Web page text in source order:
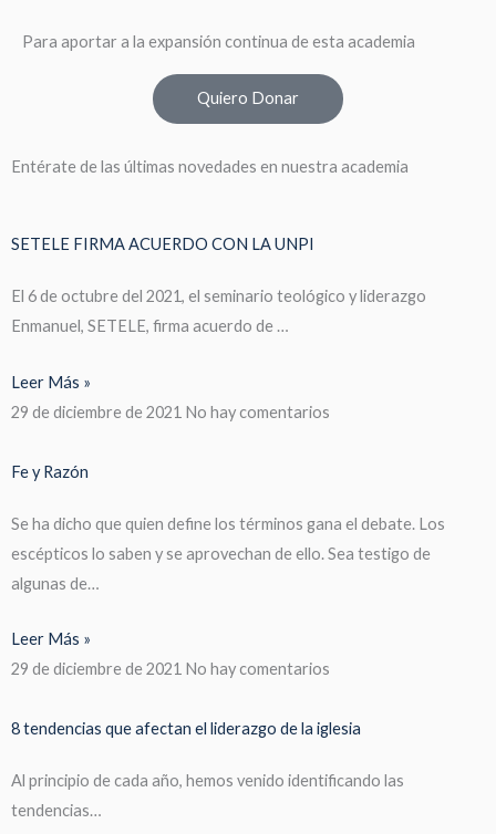
Para aportar a la expansión continua de esta academia
Quiero Donar
Entérate de las últimas novedades en nuestra academia
SETELE FIRMA ACUERDO CON LA UNPI
El 6 de octubre del 2021, el seminario teológico y liderazgo
Enmanuel, SETELE, firma acuerdo de …
Leer Más »
29 de diciembre de 2021 No hay comentarios
Fe y Razón
Se ha dicho que quien define los términos gana el debate. Los
escépticos lo saben y se aprovechan de ello. Sea testigo de
algunas de…
Leer Más »
29 de diciembre de 2021 No hay comentarios
8 tendencias que afectan el liderazgo de la iglesia
Al principio de cada año, hemos venido identificando las
tendencias…